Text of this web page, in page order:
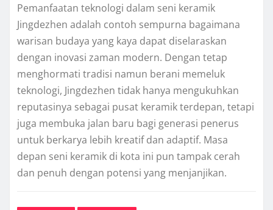
Pemanfaatan teknologi dalam seni keramik
Jingdezhen adalah contoh sempurna bagaimana
warisan budaya yang kaya dapat diselaraskan
dengan inovasi zaman modern. Dengan tetap
menghormati tradisi namun berani memeluk
teknologi, Jingdezhen tidak hanya mengukuhkan
reputasinya sebagai pusat keramik terdepan, tetapi
juga membuka jalan baru bagi generasi penerus
untuk berkarya lebih kreatif dan adaptif. Masa
depan seni keramik di kota ini pun tampak cerah
dan penuh dengan potensi yang menjanjikan.